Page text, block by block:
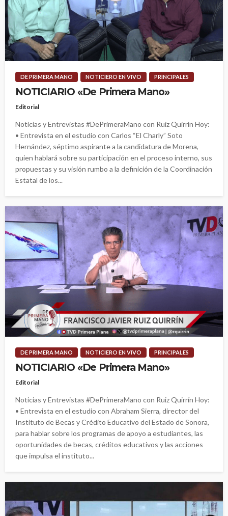
DE PRIMERA MANO NOTICIERO EN VIVO PRINCIPALES
NOTICIARIO «De Primera Mano»
Editorial
Noticias y Entrevistas #DePrimeraMano con Ruiz Quirrín Hoy:
• Entrevista en el estudio con Carlos “El Charly” Soto
Hernández, séptimo aspirante a la candidatura de Morena,
quien hablará sobre su participación en el proceso interno, sus
propuestas y su visión rumbo a la definición de la Coordinación
Estatal de los...
DE PRIMERA MANO NOTICIERO EN VIVO PRINCIPALES
NOTICIARIO «De Primera Mano»
Editorial
Noticias y Entrevistas #DePrimeraMano con Ruiz Quirrín Hoy:
• Entrevista en el estudio con Abraham Sierra, director del
Instituto de Becas y Crédito Educativo del Estado de Sonora,
para hablar sobre los programas de apoyo a estudiantes, las
oportunidades de becas, créditos educativos y las acciones
que impulsa el instituto...